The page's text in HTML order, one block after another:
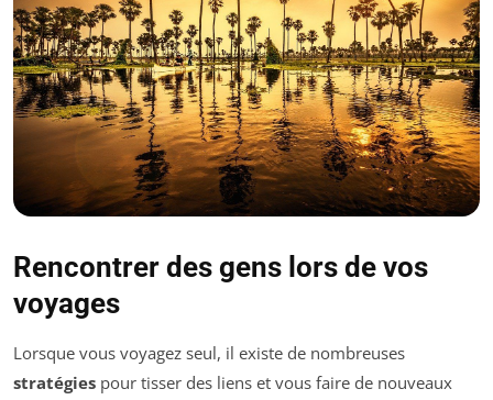
Rencontrer des gens lors de vos
voyages
Lorsque vous voyagez seul, il existe de nombreuses
stratégies pour tisser des liens et vous faire de nouveaux